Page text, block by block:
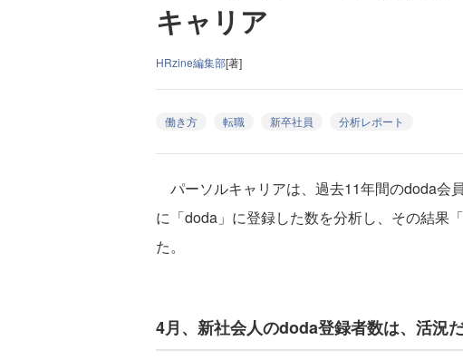
キャリア
HRzine編集部[著]
働き方 転職 新卒社員 分析レポート
パーソルキャリアは、過去11年間のdoda会
に「doda」に登録した数を分析し、その結果
た。
4月、新社会人のdoda登録者数は、活況